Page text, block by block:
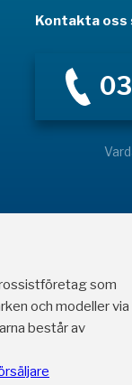
Kontakta oss
som
och modeller via
består av